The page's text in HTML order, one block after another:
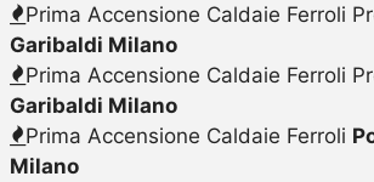
Prima Accensione Caldaie Ferroli
Garibaldi Milano
Prima Accensione Caldaie Ferroli
Garibaldi Milano
Prima Accensione Caldaie Ferroli
Milano